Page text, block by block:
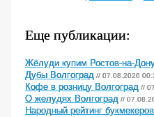
Еще публикации:
Жёлуди купим Ростов-на-
Дубы Волгоград // 07.08.2026
Кофе в розницу Волгоград //
О желудях Волгоград //
Народный рейтинг